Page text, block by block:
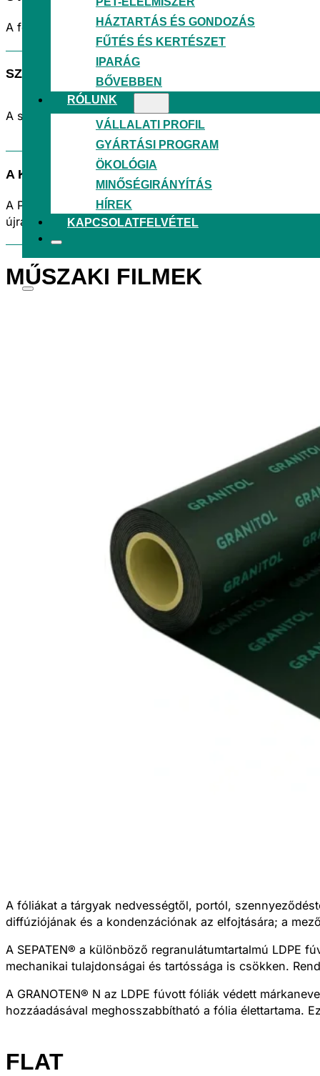
HÁZTARTÁS ÉS GONDOZÁS
FŰTÉS ÉS KERTÉSZET
IPARÁG
BŐVEBBEN
RÓLUNK
VÁLLALATI PROFIL
GYÁRTÁSI PROGRAM
ÖKOLÓGIA
MINŐSÉGIRÁNYÍTÁS
HÍREK
KAPCSOLATFELVÉTEL
A fóliák akár 48 hónapig UV-stabilizáltak. Ideálisak
SZEMÉLYRE SZABOTT MEGOLDÁSOK
A személyre szabott gyártás azt jelenti, hogy a
A KÖRNYEZETBARÁT VÁLASZTÁS
A PIR és PCR regranulátum használatának lehetősége
újrahasznosítható.
MŰSZAKI FILMEK
A fóliákat a tárgyak nedvességtől, portól,
diffúziójának és a kondenzációnak az elfojtására; a
A SEPATEN® a különböző regranulátumtartalmú LDPE
mechanikai tulajdonságai és tartóssága is csökken.
A GRANOTEN® N az LDPE fúvott fóliák védett
hozzáadásával meghosszabbítható a fólia élettartama.
FLAT